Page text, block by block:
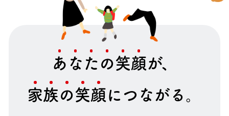
あ な た の笑顔が、
家族の笑顔につながる。